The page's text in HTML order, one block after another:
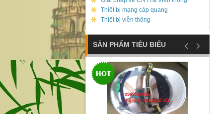
Thiết bị mạng cáp quang
Thiết bị viễn thông
SẢN PHẨM TIÊU BIỂU